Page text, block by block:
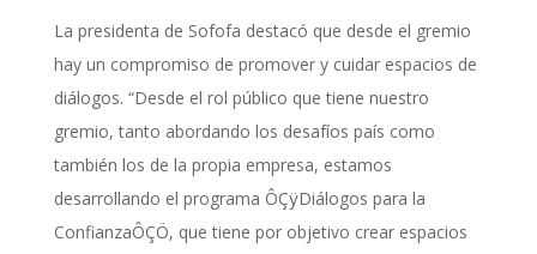
La presidenta de Sofofa destacó que desde el gremio
hay un compromiso de promover y cuidar espacios de
diálogos. “Desde el rol público que tiene nuestro
gremio, tanto abordando los desafíos país como
también los de la propia empresa, estamos
desarrollando el programa ÔÇÿDiálogos para la
ConfianzaÔÇÖ, que tiene por objetivo crear espacios